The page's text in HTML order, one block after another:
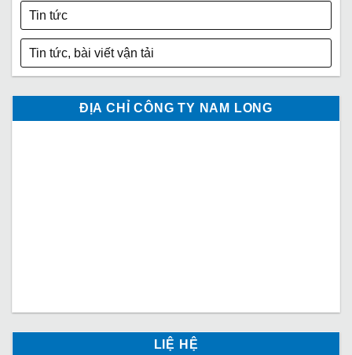
Tin tức
Tin tức, bài viết vận tải
ĐỊA CHỈ CÔNG TY NAM LONG
LIỆ HỆ